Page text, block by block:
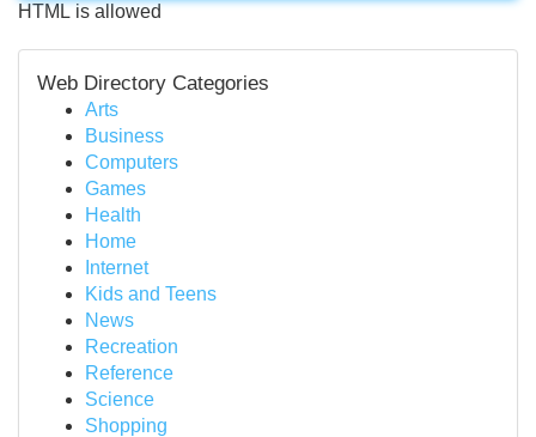
HTML is allowed
Web Directory Categories
Arts
Business
Computers
Games
Health
Home
Internet
Kids and Teens
News
Recreation
Reference
Science
Shopping